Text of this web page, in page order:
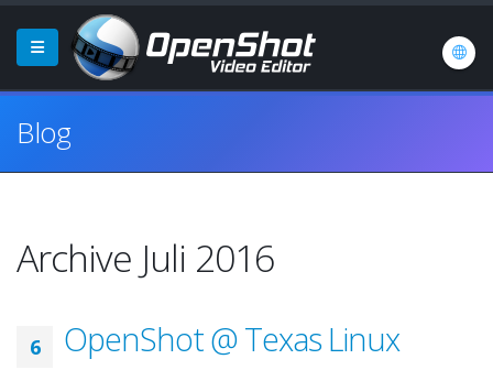
Blog
Archive Juli 2016
6
OpenShot @ Texas Linux